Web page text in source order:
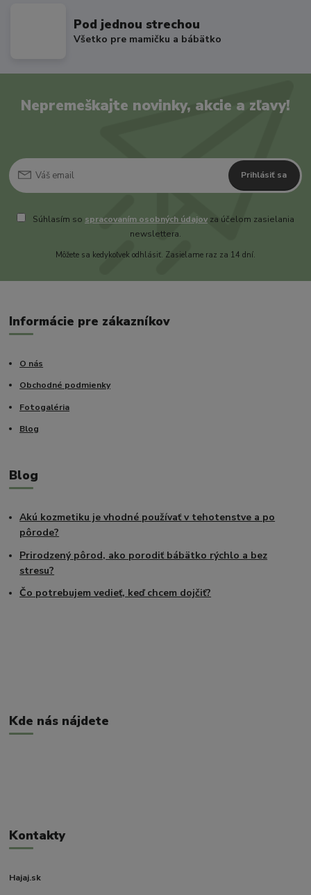
Pod jednou strechou
Všetko pre mamičku a bábätko
Nepremeškajte novinky, akcie a zľavy!
Prihlásiť sa
Súhlasím so spracovaním osobných údajovza účelom zasielania
newslettera.
Môžete sa kedykoľvek odhlásiť. Zasielame raz za 14 dní.
Informácie pre zákazníkov
O nás
Obchodné podmienky
Fotogaléria
Blog
Blog
Akú kozmetiku je vhodné používať v tehotenstve a po
pôrode?
Prirodzený pôrod, ako porodiť bábätko rýchlo a bez
stresu?
Čo potrebujem vedieť, keď chcem dojčiť?
Kde nás nájdete
Kontakty
Hajaj.sk